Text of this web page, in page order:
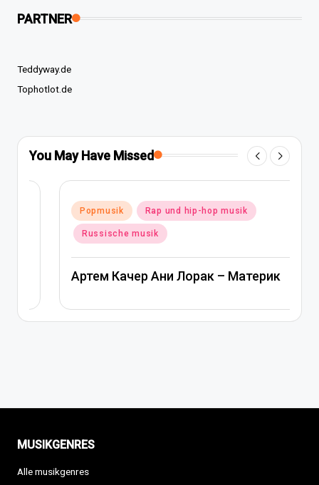
PARTNER
Teddyway.de
Tophotlot.de
You May Have Missed
Posted
Popmusik Rap und hip-hop musik
Russische musik
Артем Качер Ани Лорак – Материк
MUSIKGENRES
Alle musikgenres